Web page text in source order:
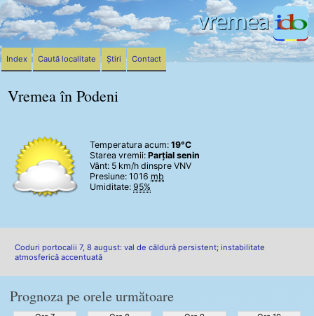
Vremea în Podeni
Temperatura acum: 19°C
Starea vremii: Parțial senin
Vânt: 5 km/h dinspre VNV
Presiune: 1016 mb
Umiditate: 95%
Coduri portocalii 7, 8 august: val de căldură persistent; instabilitate
atmosferică accentuată
Prognoza pe orele următoare
Index Caută localitate Știri Contact